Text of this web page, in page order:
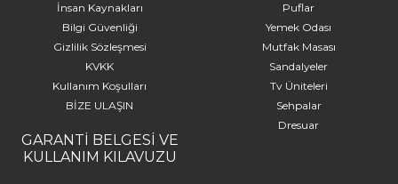
İnsan Kaynakları
Bilgi Güvenliği
Gizlilik Sözleşmesi
KVKK
Kullanım Koşulları
BİZE ULAŞIN
GARANTİ BELGESİ VE
KULLANIM KILAVUZU
Puflar
Yemek Odası
Mutfak Masası
Sandalyeler
Tv Üniteleri
Sehpalar
Dresuar